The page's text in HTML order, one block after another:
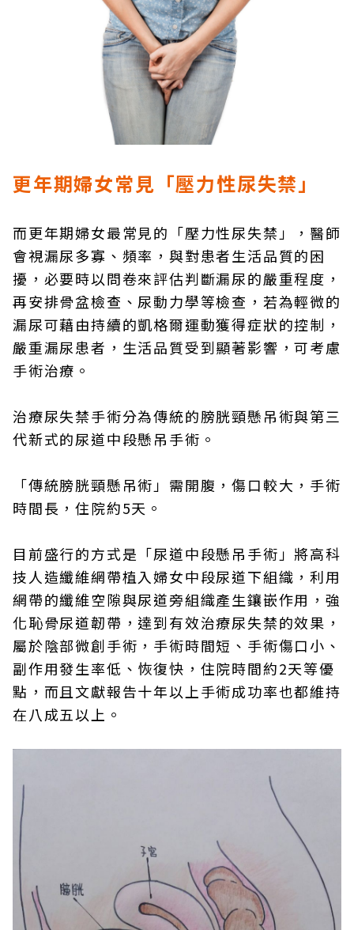
更年期婦女常見「壓力性尿失禁」
而更年期婦女最常見的「壓力性尿失禁」，醫師
會視漏尿多寡、頻率，與對患者生活品質的困
擾，必要時以問卷來評估判斷漏尿的嚴重程度，
再安排骨盆檢查、尿動力學等檢查，若為輕微的
漏尿可藉由持續的凱格爾運動獲得症狀的控制，
嚴重漏尿患者，生活品質受到顯著影響，可考慮
手術治療。
治療尿失禁手術分為傳統的膀胱頸懸吊術與第三
代新式的尿道中段懸吊手術。
「傳統膀胱頸懸吊術」需開腹，傷口較大，手術
時間長，住院約5天。
目前盛行的方式是「尿道中段懸吊手術」將高科
技人造纖維網帶植入婦女中段尿道下組織，利用
網帶的纖維空隙與尿道旁組織產生鑲嵌作用，強
化恥骨尿道韌帶，達到有效治療尿失禁的效果，
屬於陰部微創手術，手術時間短、手術傷口小、
副作用發生率低、恢復快，住院時間約2天等優
點，而且文獻報告十年以上手術成功率也都維持
在八成五以上。